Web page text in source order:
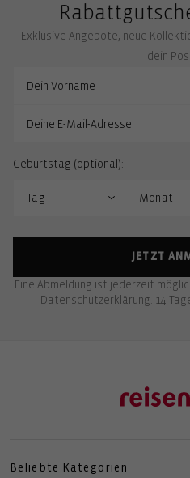
Exklusive Angebote, neue
dein
Geburtstag (optional):
JETZT
Eine Abmeldung ist jederzeit
Datenschutzerklärung . 14
Beliebte Kategorien